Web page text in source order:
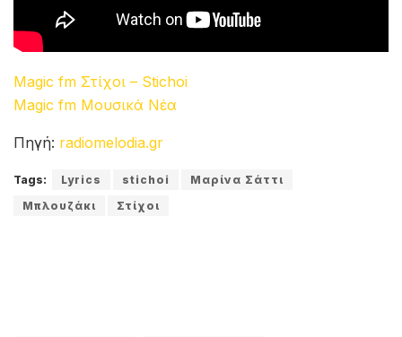
Magic fm Στίχοι – Stichoi
Magic fm Μουσικά Νέα
Πηγή: radiomelodia.gr
Tags: Lyrics stichoi
Μαρίνα Σάττι
Μπλουζάκι
Στίχοι